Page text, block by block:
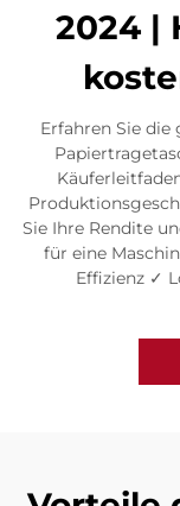
2024 |
Erfahren Sie
Sie Ihre Rendite
für eine
Effizienz ✓